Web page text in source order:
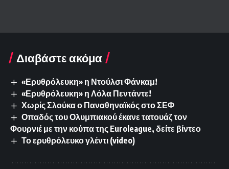
Διαβάστε ακόμα
«Ερυθρόλευκη» η Ντούλσι Φάνκαμ!
«Ερυθρόλευκη» η Λόλα Πεντάντε!
Χωρίς Σλούκα ο Παναθηναϊκός στο ΣΕΦ
Οπαδός του Ολυμπιακού έκανε τατουάζ τον
Φουρνιέ με την κούπα της Euroleague, δείτε βίντεο
Το ερυθρόλευκο γλέντι (video)